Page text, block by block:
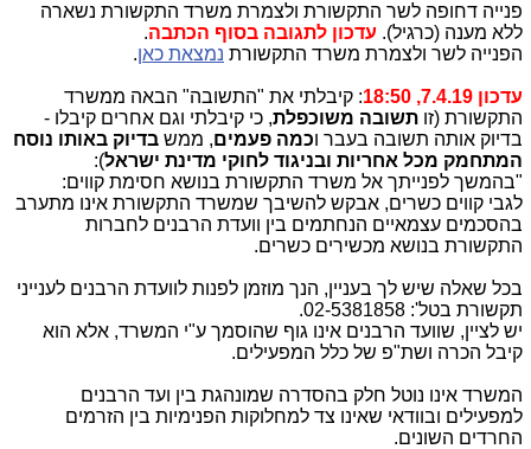
פנייה דחופה לשר התקשורת ולצמרת משרד התקשורת נשארה
ללא מענה (כרגיל). עדכון לתגובה בסוף הכתבה.
הפנייה לשר ולצמרת משרד התקשורת נמצאת כאן.
עדכון 7.4.19, 18:50
: קיבלתי את "התשובה" הבאה ממשרד
התקשורת (זו תשובה משוכפלת, כי קיבלתי וגם אחרים קיבלו -
בדיוק אותה תשובה בעבר וכמה פעמים, ממש בדיוק באותו נוסח
המתחמק מכל אחריות ובניגוד לחוקי מדינת ישראל):
"בהמשך לפנייתך אל משרד התקשורת בנושא חסימת קווים:
לגבי קווים כשרים, אבקש להשיבך שמשרד התקשורת אינו מתערב
בהסכמים עצמאיים הנחתמים בין וועדת הרבנים לחברות
התקשורת בנושא מכשירים כשרים.
בכל שאלה שיש לך בעניין, הנך מוזמן לפנות לוועדת הרבנים לענייני
תקשורת בטל': 02-5381858.
יש לציין, שוועד הרבנים אינו גוף שהוסמך ע"י המשרד, אלא הוא
קיבל הכרה ושת"פ של כלל המפעילים.
המשרד אינו נוטל חלק בהסדרה שמונהגת בין ועד הרבנים
למפעילים ובוודאי שאינו צד למחלוקות הפנימיות בין הזרמים
החרדים השונים.